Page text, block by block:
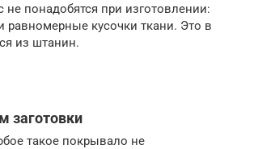
понадобятся при изготовлении:
кусочки ткани. Это в
из штанин.
заготовки
такое покрывало не